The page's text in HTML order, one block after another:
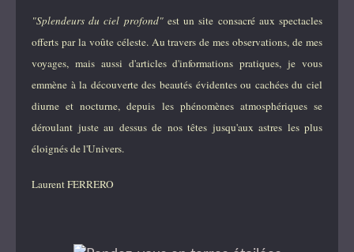
"Splendeurs du ciel profond"est un site consacré aux spectacles
offerts par la voûte céleste. Au travers de mes observations, de mes
voyages, mais aussi d'articles d'informations pratiques, je vous
emmène à la découverte des beautés évidentes ou cachées du ciel
diurne et nocturne, depuis les phénomènes atmosphériques se
déroulant juste au dessus de nos têtes jusqu'aux astres les plus
éloignés de l'Univers.
Laurent FERRERO